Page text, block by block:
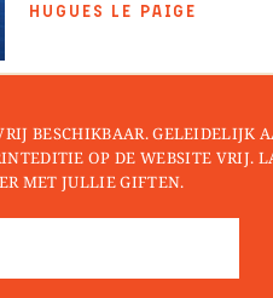
HUGUES LE PAIGE
BESCHIKBAAR. GELEIDELIJK
OP DE WEBSITE VRIJ.
MET JULLIE GIFTEN.